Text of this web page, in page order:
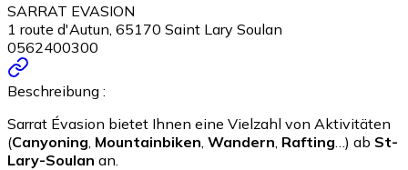
SARRAT EVASION
1 route d'Autun, 65170 Saint Lary Soulan
0562400300
Beschreibung :
Sarrat Évasion bietet Ihnen eine Vielzahl von Aktivitäten
(Canyoning Mountainbiken Wandern Rafting …) ab St-
Lary-Soulan an.